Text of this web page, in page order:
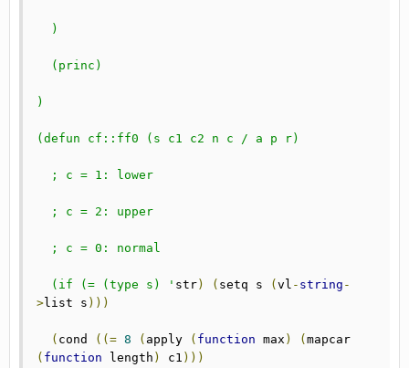
  )
  (princ)
)
(defun cf::ff0 (s c1 c2 n c / a p r)
  ; c = 1: lower
  ; c = 2: upper
  ; c = 0: normal
  (if (= (type s) '
str) ( setq s ( vl - string -
>list s )))
( cond ((= 8 ( apply ( function max ) (
( function length ) c1 )))